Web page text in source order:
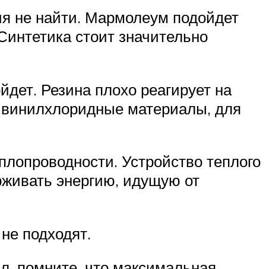
не найти. Мармолеум подойдет
стоит значительно
Резина плохо реагирует на
материалы, для
Устройство теплого
энергию, идущую от
подходят.